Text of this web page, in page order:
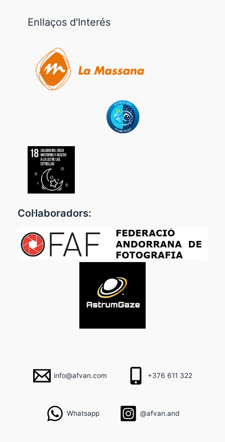
Enllaços d'Interés
Col·laboradors:
info@afvan.com +376 611 322
Whatsapp @afvan.and